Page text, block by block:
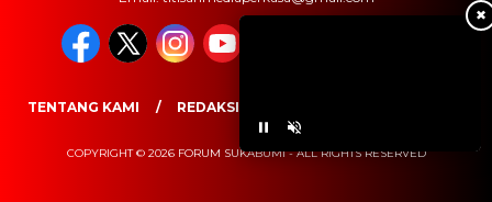
✖
TENTANG KAMI REDAKSI
COPYRIGHT © 2026 FORUM SUKABUMI - ALL RIGHTS RESERVED